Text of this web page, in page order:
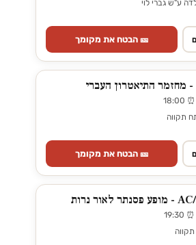
ע"ש גברי לוי
🎫 הבטח את מקומך
- מחזמר התיאטרון העברי
תקווה
🎫 הבטח את מקומך